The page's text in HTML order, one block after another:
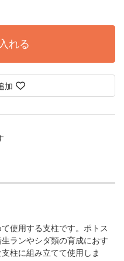
れる
加
使用する支柱です。ポトス
ランやシダ類の育成におす
柱に組み立てて使用しま